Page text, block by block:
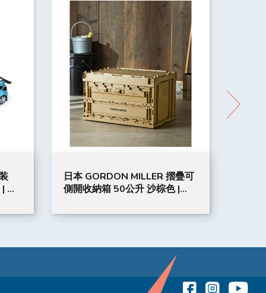
四
日本 GORDON MILLER 摺疊可
側開收納箱 50公升 沙棕色 |